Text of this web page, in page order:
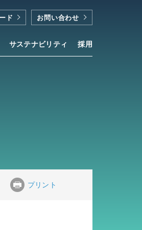
サステナビリティ 採用
ド お問い合わせ
プリント